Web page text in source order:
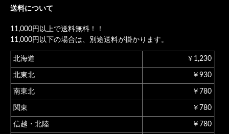
送料について
11,000円以上で送料無料！！
11,000円以下の場合は、別途送料が掛かります。
北海道 ￥1,230
北東北 ￥930
南東北 ￥780
関東 ￥780
信越・北陸 ￥780